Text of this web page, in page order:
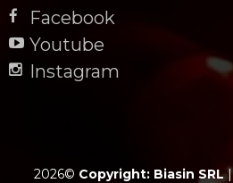
Facebook
Youtube
Instagram
2026© Copyright: Biasin SRL|